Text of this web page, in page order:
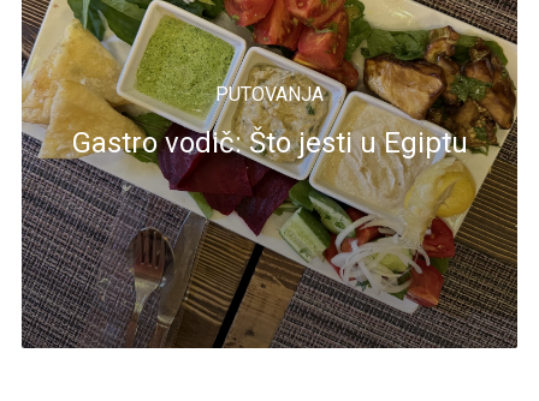
PUTOVANJA
Gastro vodič: Što jesti u Egiptu